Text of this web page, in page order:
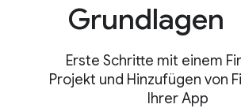
Grundlagen
Erste Schritte mit einem
Projekt und Hinzufügen von
Ihrer App